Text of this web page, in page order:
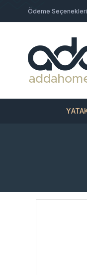
Ödeme Seçenekleri